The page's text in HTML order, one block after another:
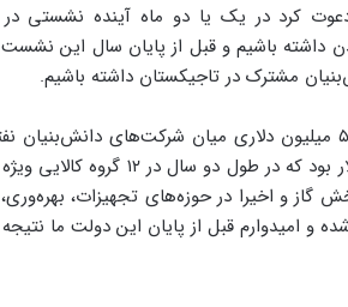
کرد در یک یا دو ماه آینده نشستی
داشته باشیم و قبل از پایان سال این
مشترک در تاجیکستان داشته باشیم.
دهقانی فیروزآبادی همچنین درباره قراداد ۵۰۰ میلیون دلاری میان
خوبی برای کالاهایی به ارزش ۵۰۰
و اخیرا در حوزه‌های تجهیزات، بهره‌وری،
و امیدوارم قبل از پایان این دولت ما نتیجه